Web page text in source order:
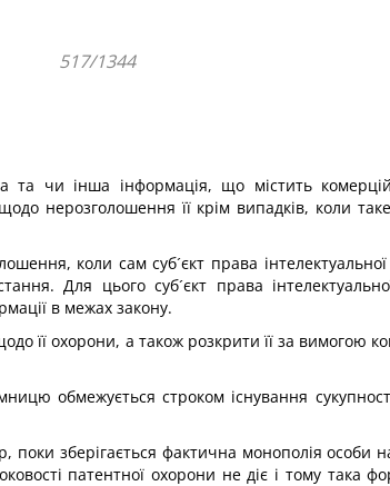
517/1344
чи інша інформація, що містить
нерозголошення її крім випадків, коли
коли сам суб´єкт права
Для цього суб´єкт права
в межах закону.
її охорони, а також розкрити її за вимогою
обмежується строком існування
поки зберігається фактична монополія особи
патентної охорони не діє і тому така